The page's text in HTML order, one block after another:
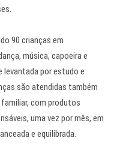
90 crianças em
música, capoeira e
levantada por estudo e
são atendidas também
com produtos
uma vez por mês, em
e equilibrada.